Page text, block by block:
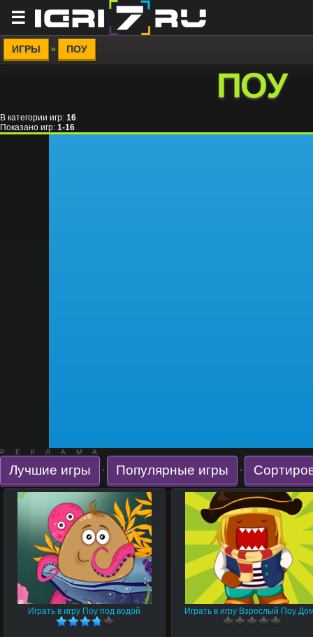
☰
ИГРЫ » ПОУ
ПОУ
В категории игр: 16
Показано игр: 1-16
РЕКЛАМА
Лучшие игры · Популярные игры ·
Играть в игру Поу под водой Играть в игру Взрослый Поу